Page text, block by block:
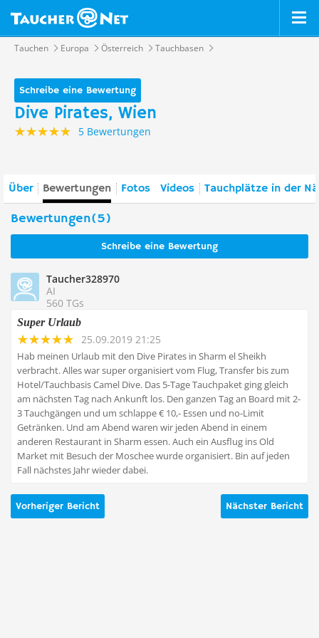
Tauchen Europa Österreich Tauchbasen
Schreibe eine Bewertung
Dive Pirates, Wien
5 Bewertungen
Über Bewertungen Fotos Videos Tauchplätze in der
Bewertungen(5)
Schreibe eine Bewertung
Taucher328970
AI
560 TGs
Super Urlaub
25.09.2019 21:25
Hab meinen Urlaub mit den Dive Pirates in Sharm el Sheikh
verbracht. Alles war super organisiert vom Flug, Transfer bis zum
Hotel/Tauchbasis Camel Dive. Das 5-Tage Tauchpaket ging gleich
am nächsten Tag nach Ankunft los. Den ganzen Tag an Board mit 2-
3 Tauchgängen und um schlappe € 10,- Essen und no-Limit
Getränken. Und am Abend waren wir jeden Abend in einem
anderen Restaurant in Sharm essen. Auch ein Ausflug ins Old
Market mit Besuch der Moschee wurde organisiert. Bin auf jeden
Fall nächstes Jahr wieder dabei.
Nächster Bericht
Vorheriger Bericht